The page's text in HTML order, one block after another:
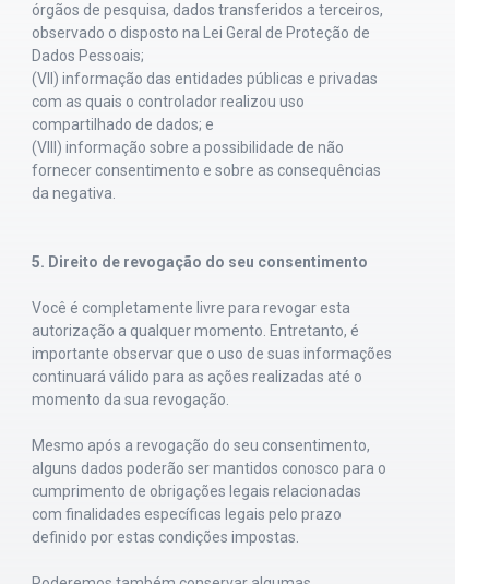
órgãos de pesquisa, dados transferidos a terceiros,
observado o disposto na Lei Geral de Proteção de
Dados Pessoais;
(VII) informação das entidades públicas e privadas
com as quais o controlador realizou uso
compartilhado de dados; e
(VIII) informação sobre a possibilidade de não
fornecer consentimento e sobre as consequências
da negativa.
5. Direito de revogação do seu consentimento
Você é completamente livre para revogar esta
autorização a qualquer momento. Entretanto, é
importante observar que o uso de suas informações
continuará válido para as ações realizadas até o
momento da sua revogação.
Mesmo após a revogação do seu consentimento,
alguns dados poderão ser mantidos conosco para o
cumprimento de obrigações legais relacionadas
com finalidades específicas legais pelo prazo
definido por estas condições impostas.